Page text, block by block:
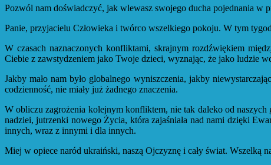
Pozwól nam doświadczyć, jak wlewasz swojego ducha pojednania w
Panie, przyjacielu Człowieka i twórco wszelkiego pokoju. W tym
W czasach naznaczonych konfliktami, skrajnym rozdźwiękiem
Ciebie z zawstydzeniem jako Twoje dzieci, wyznając, że jako ludzie
Jakby mało nam było globalnego wyniszczenia, jakby
codzienność, nie miały już żadnego znaczenia.
W obliczu zagrożenia kolejnym konfliktem, nie tak daleko od
nadziei, jutrzenki nowego Życia, która zajaśniała nad nami dzięki
innych, wraz z innymi i dla innych.
Miej w opiece naród ukraiński, naszą Ojczyznę i cały świat. Wszelką